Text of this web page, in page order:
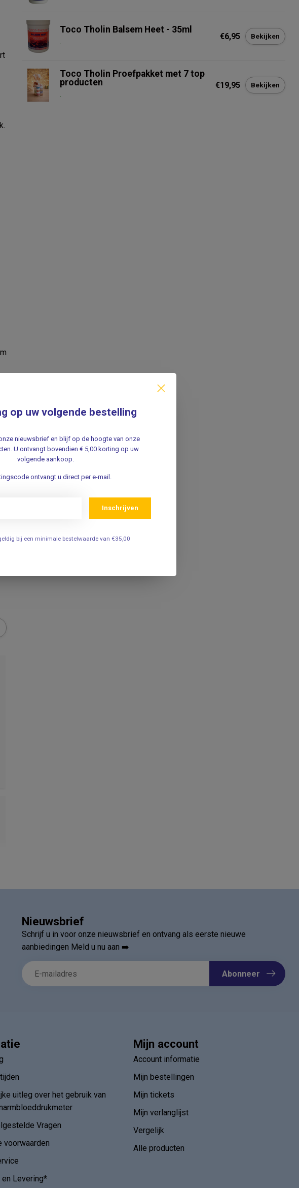
Toco Tholin Balsem Heet - 35ml
.
€6,95 Bekijken
Toco Tholin Proefpakket met 7 top
producten
.
€19,95 Bekijken
Nieuwsbrief
Schrijf u in voor onze nieuwsbrief en ontvang als eerste nieuwe
aanbiedingen Meld u nu aan ➡️
Abonneer
uitleg over het gebruik van
Vragen
voorwaarden
Levering*
Mijn account
Account informatie
Mijn bestellingen
Mijn tickets
Mijn verlanglijst
Vergelijk
Alle producten
op uw volgende bestelling
nieuwsbrief en blijf op de hoogte van onze
U ontvangt bovendien € 5,00 korting op uw
volgende aankoop.
ontvangt u direct per e-mail.
Inschrijven
bij een minimale bestelwaarde van €35,00